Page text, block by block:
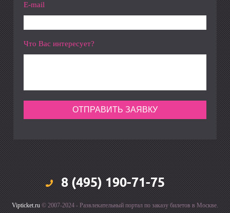
E-mail
Что Вас интересует?
8 (495) 190-71-75
Vipticket.ru© 2007-2024 - Развлекательный портал по заказу билетов в Москве.